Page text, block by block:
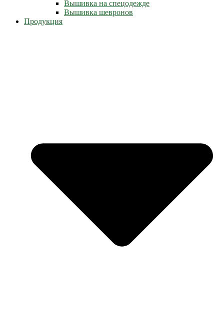
Вышивка на спецодежде
Вышивка шевронов
Продукция